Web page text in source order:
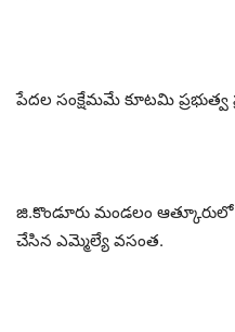
పేదల సంక్షేమమే కూటమి ప్రభుత్వ
జి.కొండూరు మండలం ఆత్కూరులో
చేసిన ఎమ్మెల్యే వసంత.